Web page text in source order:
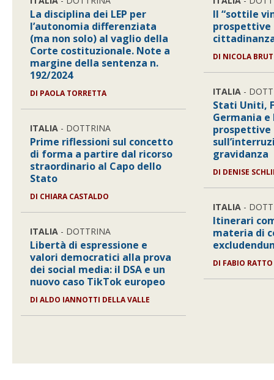
La disciplina dei LEP per
l’autonomia differenziata
(ma non solo) al vaglio della
Corte costituzionale. Note a
margine della sentenza n.
192/2024
DI PAOLA TORRETTA
ITALIA - DOTTRINA
Prime riflessioni sul concetto
di forma a partire dal ricorso
straordinario al Capo dello
Stato
DI CHIARA CASTALDO
ITALIA - DOTTRINA
Libertà di espressione e
valori democratici alla prova
dei social media: il DSA e un
nuovo caso TikTok europeo
DIALDO IANNOTTI DELLA VALLE
Il “sottile
prospettive
DI NICOLA
ITALIA -
Stati Uniti,
Germania
prospettive
gravidanza
DI DENISE
ITALIA -
Itinerari
materia di
DI FABIO